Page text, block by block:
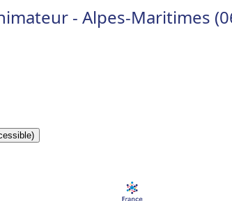
- Alpes-Maritimes